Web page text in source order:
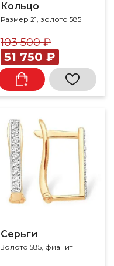
Кольцо
Размер 21, золото 585
103 500 ₽
51 750 ₽
Серьги
Золото 585, фианит